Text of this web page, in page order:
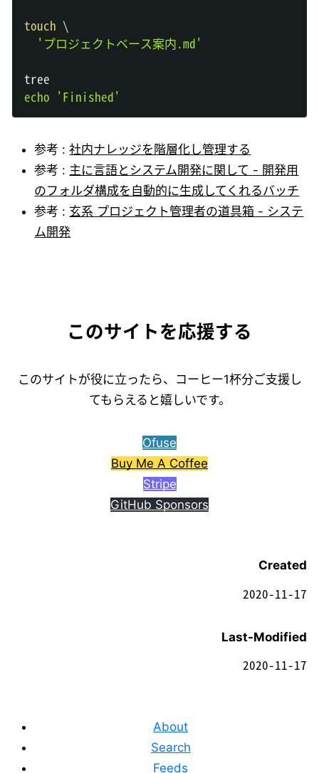
touch \
'プロジェクトベース案内.md'
echo 'Finished'
参考 :社内ナレッジを階層化し管理する
参考 : 主に言語とシステム開発に関して - 開発用
のフォルダ構成を自動的に生成してくれるバッチ
参考 : 玄系 プロジェクト管理者の道具箱 - システ
ム開発
このサイトを応援する
このサイトが役に立ったら、コーヒー1杯分ご支援し
てもらえると嬉しいです。
Ofuse
Buy Me A Coffee
Stripe
GitHub Sponsors
Created
2020-11-17
Last-Modified
2020-11-17
About
Search
Feeds